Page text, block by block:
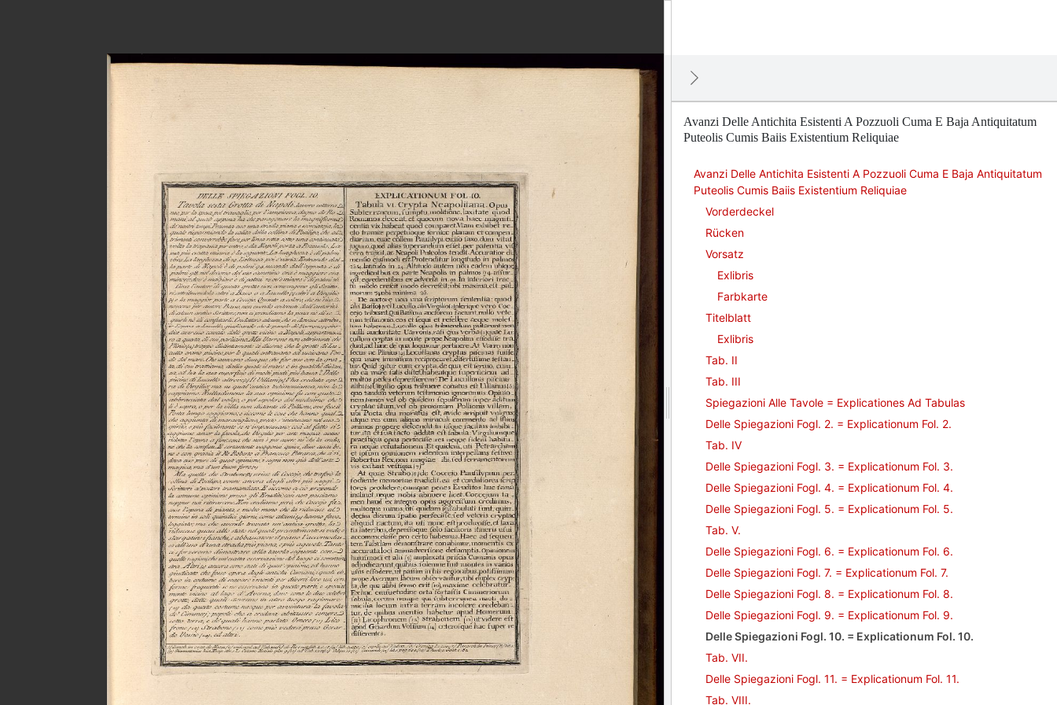
Avanzi Delle Antichita Esistenti A Pozzuoli Cuma E Baja Antiquitatum
Puteolis Cumis Baiis Existentium Reliquiae
Avanzi Delle Antichita Esistenti A Pozzuoli Cuma E Baja Antiquitatum
Puteolis Cumis Baiis Existentium Reliquiae
Vorderdeckel
Rücken
Vorsatz
Exlibris
Farbkarte
Titelblatt
Exlibris
Tab. II
Tab. III
Spiegazioni Alle Tavole = Explicationes Ad Tabulas
Delle Spiegazioni Fogl. 2. = Explicationum Fol. 2.
Tab. IV
Delle Spiegazioni Fogl. 3. = Explicationum Fol. 3.
Delle Spiegazioni Fogl. 4. = Explicationum Fol. 4.
Delle Spiegazioni Fogl. 5. = Explicationum Fol. 5.
Tab. V.
Delle Spiegazioni Fogl. 6. = Explicationum Fol. 6.
Delle Spiegazioni Fogl. 7. = Explicationum Fol. 7.
Delle Spiegazioni Fogl. 8. = Explicationum Fol. 8.
Delle Spiegazioni Fogl. 9. = Explicationum Fol. 9.
Delle Spiegazioni Fogl. 10. = Explicationum Fol. 10.
Tab. VII.
Delle Spiegazioni Fogl. 11. = Explicationum Fol. 11.
Tab. VIII.